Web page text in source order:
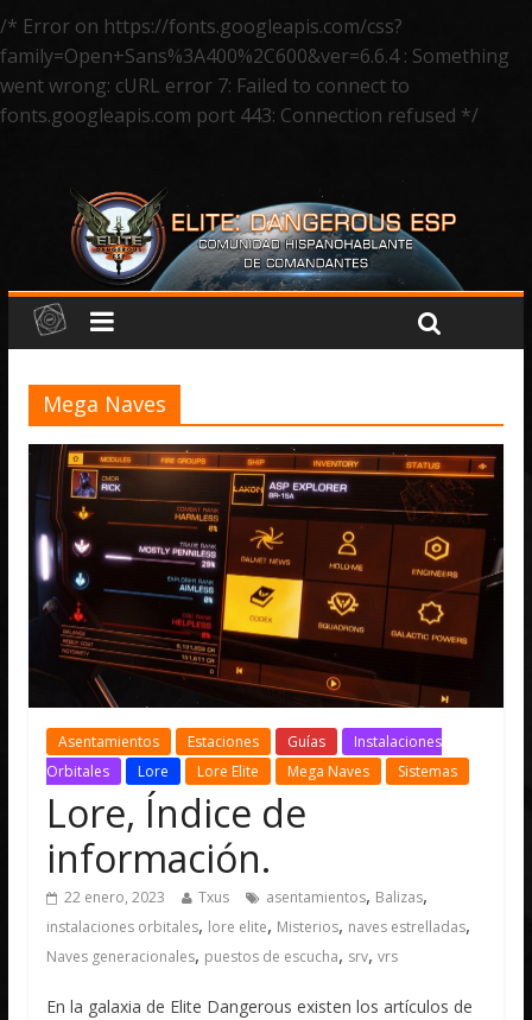
/* Error on https://fonts.googleapis.com/css?
family=Open+Sans%3A400%2C600&ver=6.6.4 : Something
went wrong: cURL error 7: Failed to connect to
fonts.googleapis.com port 443: Connection refused */
Mega Naves
Asentamientos Estaciones Guías
Instalaciones
Orbitales
Lore Lore Elite Mega Naves Sistemas
Lore, Índice de
información.
22 enero, 2023 Txus asentamientos, Balizas,
instalaciones orbitales, lore elite, Misterios, naves estrelladas,
Naves generacionales, puestos de escucha, srv,vrs
En la galaxia de Elite Dangerous existen los artículos de